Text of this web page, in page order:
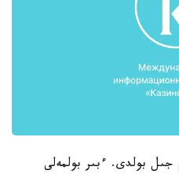
بولدى. ءبىر بولمەلى